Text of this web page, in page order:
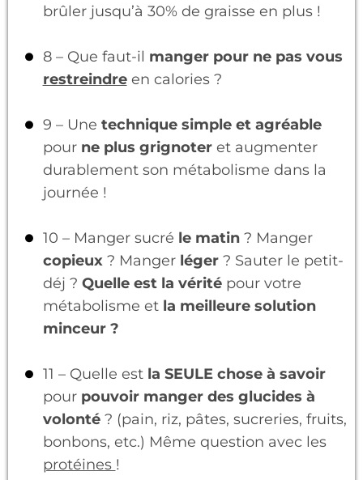
brûler jusqu’à 30% de graisse en plus !
8 – Que faut-il manger pour ne pas vous
restreindreen calories ?
9 – Une technique simple et agréable
pour ne plus grignoteret augmenter
durablement son métabolisme dans la
journée !
10 – Manger sucré le matin ? Manger
copieux? Manger léger? Sauter le petit-
déj ? Quelle est la vérité pour votre
métabolisme etla meilleure solution
minceur ?
11 – Quelle est la SEULE chose à savoir
pour pouvoir manger des glucides à
volonté ? (pain, riz, pâtes, sucreries, fruits,
bonbons, etc.) Même question avec les
protéines !